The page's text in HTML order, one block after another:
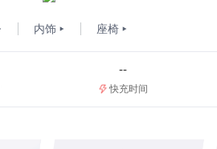
内饰 座椅
--
快充时间